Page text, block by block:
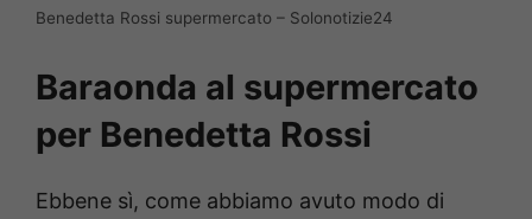
Benedetta Rossi supermercato – Solonotizie24
Baraonda al supermercato
per Benedetta Rossi
Ebbene sì, come abbiamo avuto modo di